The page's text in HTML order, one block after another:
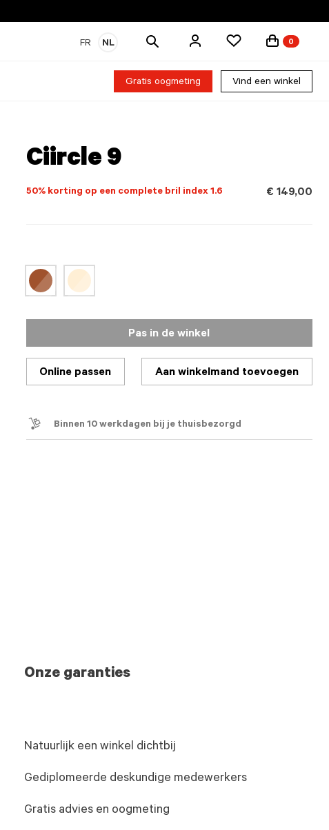
FR NL
Zoek
0
Gratis oogmeting Vind een winkel
Ciircle 9
50% korting op een complete bril index 1.6 € 149,00
Pas in de winkel
Online passen Aan winkelmand toevoegen
Binnen 10 werkdagen bij je thuisbezorgd
Onze garanties
Natuurlijk een winkel dichtbij
Gediplomeerde deskundige medewerkers
Gratis advies en oogmeting